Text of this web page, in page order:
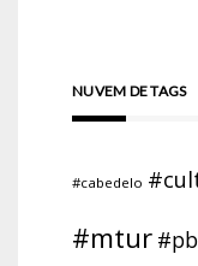
NUVEM DE TAGS
#cabedelo
#mtur